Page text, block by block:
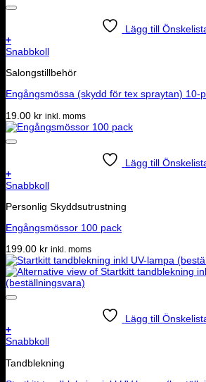
Lägg till
+
Snabbkoll
Salongstillbehör
Engångsmössa (skydd för tex spraytan) 10-
19.00 kr inkl. moms
Lägg till
+
Snabbkoll
Personlig Skyddsutrustning
Engångsmössor 100 pack
199.00 kr inkl. moms
Lägg till
+
Snabbkoll
Tandblekning